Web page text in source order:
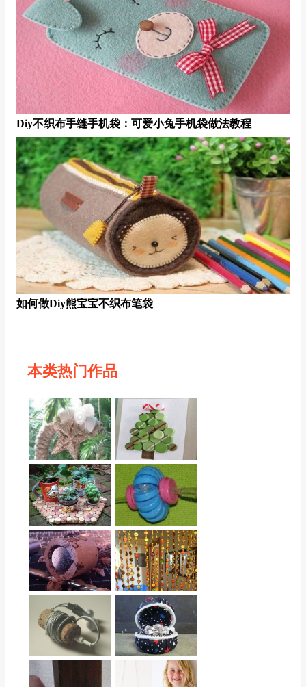
Diy不织布手缝手机袋：可爱小兔手机袋做法教程
如何做diy熊宝宝不织布笔袋
本类热门作品